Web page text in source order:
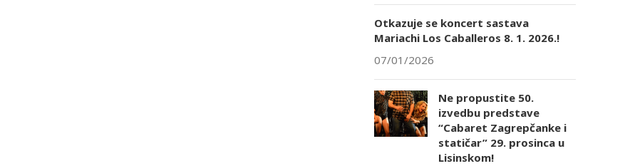
Otkazuje se koncert sastava
Mariachi Los Caballeros 8. 1. 2026.!
07/01/2026
Ne propustite 50.
izvedbu predstave
“Cabaret Zagrepčanke i
statičar” 29. prosinca u
Lisinskom!